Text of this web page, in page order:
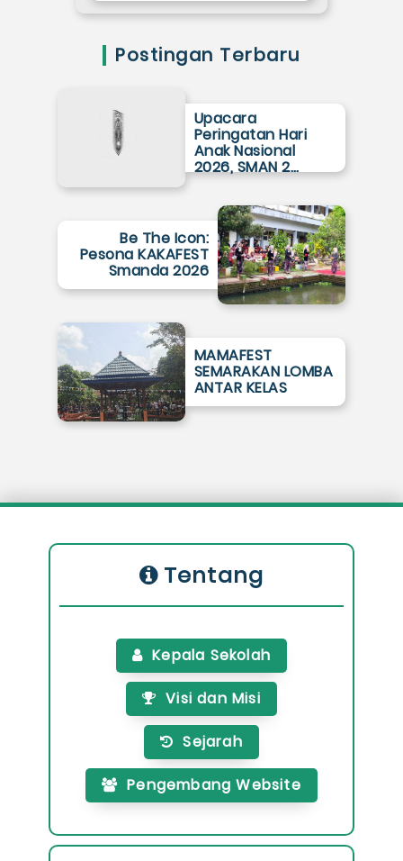
Postingan Terbaru
Upacara
Peringatan Hari
Anak Nasional
2026, SMAN 2…
Be The Icon:
Pesona KAKAFEST
Smanda 2026
MAMAFEST
SEMARAKAN LOMBA
ANTAR KELAS
Tentang
Kepala Sekolah
Visi dan Misi
Sejarah
Pengembang Website